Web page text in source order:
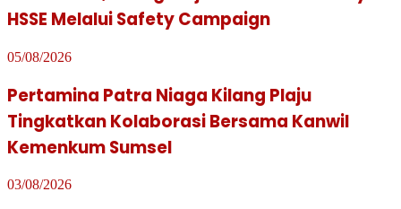
HSSE Melalui Safety Campaign
05/08/2026
Pertamina Patra Niaga Kilang Plaju
Tingkatkan Kolaborasi Bersama Kanwil
Kemenkum Sumsel
03/08/2026